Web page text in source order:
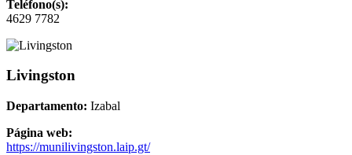
Teléfono(s):
4629 7782
Livingston
Departamento: Izabal
Página web:
https://munilivingston.laip.gt/